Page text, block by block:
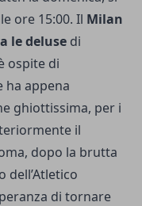
ore 15:00. Il Milan
le deluse di
ospite di
ha appena
ghiottissima, per i
il
dopo la brutta
dell’Atletico
di tornare